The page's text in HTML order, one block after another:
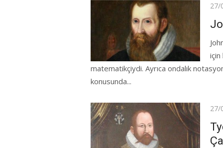
27/
için
matematikçiydi. Ayrıca ondalık
konusunda...
27/